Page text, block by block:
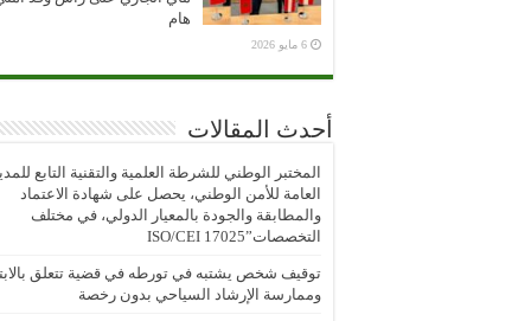
هام
6 مايو 2026
أحدث المقالات
المختبر الوطني للشرطة العلمية والتقنية التابع
العامة للأمن الوطني، يحصل على شهادة الاعتماد
والمطابقة والجودة بالمعيار الدولي، في مختلف
التخصصات”ISO/CEI 17025
توقيف شخص يشتبه في تورطه في قضية تتعلق
وممارسة الإرشاد السياحي بدون رخصة